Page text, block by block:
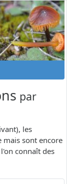
par
les
mais sont encore
connaît des